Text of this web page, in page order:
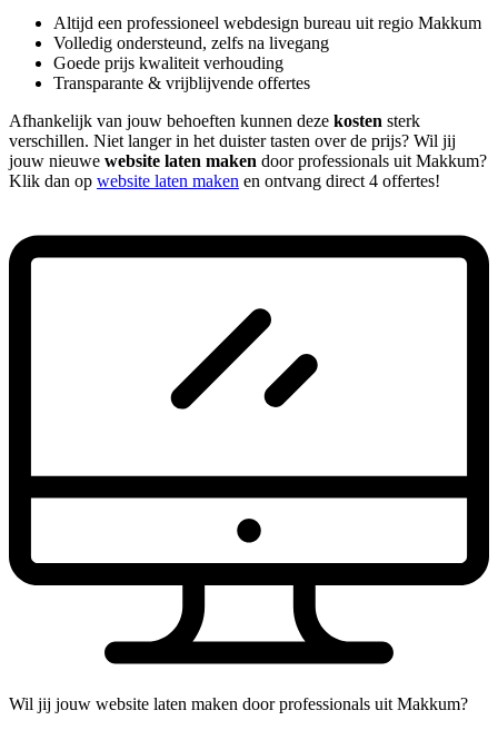
Altijd een professioneel webdesign bureau uit regio Makkum
Volledig ondersteund, zelfs na livegang
Goede prijs kwaliteit verhouding
Transparante & vrijblijvende offertes
Afhankelijk van jouw behoeften kunnen deze kosten sterk
verschillen. Niet langer in het duister tasten over de prijs? Wil jij
jouw nieuwe website laten maken door professionals uit Makkum?
Klik dan op website laten maken en ontvang direct 4 offertes!
Wil jij jouw website laten maken door professionals uit Makkum?